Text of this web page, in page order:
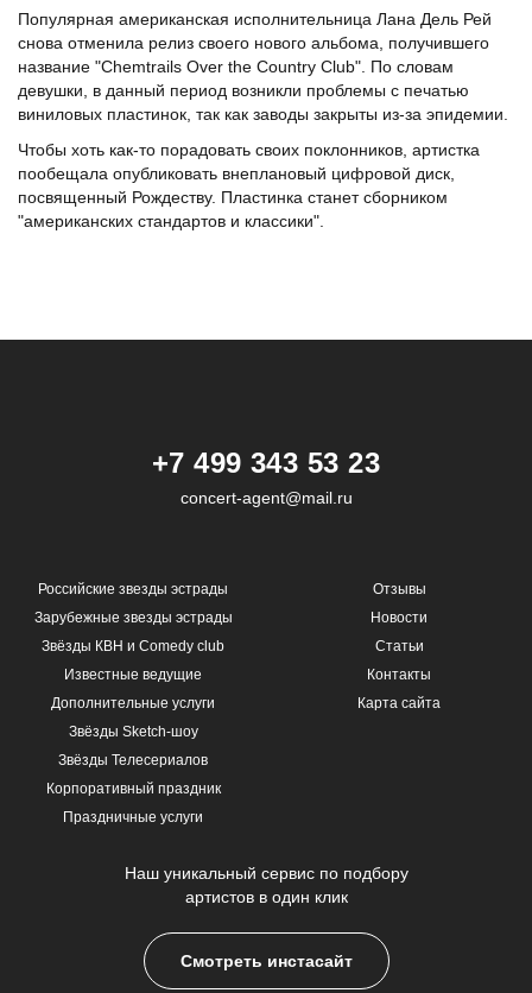
Популярная американская исполнительница Лана Дель Рей
снова отменила релиз своего нового альбома, получившего
название "Chemtrails Over the Country Club". По словам
девушки, в данный период возникли проблемы с печатью
виниловых пластинок, так как заводы закрыты из-за эпидемии.
Чтобы хоть как-то порадовать своих поклонников, артистка
пообещала опубликовать внеплановый цифровой диск,
посвященный Рождеству. Пластинка станет сборником
"американских стандартов и классики".
+7 499 343 53 23
concert-agent@mail.ru
Российские звезды эстрады
Зарубежные звезды эстрады
Звёзды КВН и Comedy club
Известные ведущие
Дополнительные услуги
Звёзды Sketch-шоу
Звёзды Телесериалов
Корпоративный праздник
Праздничные услуги
Отзывы
Новости
Статьи
Контакты
Карта сайта
Наш уникальный сервис по подбору
артистов в один клик
Смотреть инстасайт